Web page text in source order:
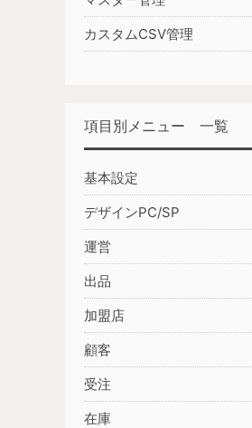
カスタムCSV管理
項目別メニュー 一覧
基本設定
デザインPC/SP
運営
出品
加盟店
顧客
受注
在庫